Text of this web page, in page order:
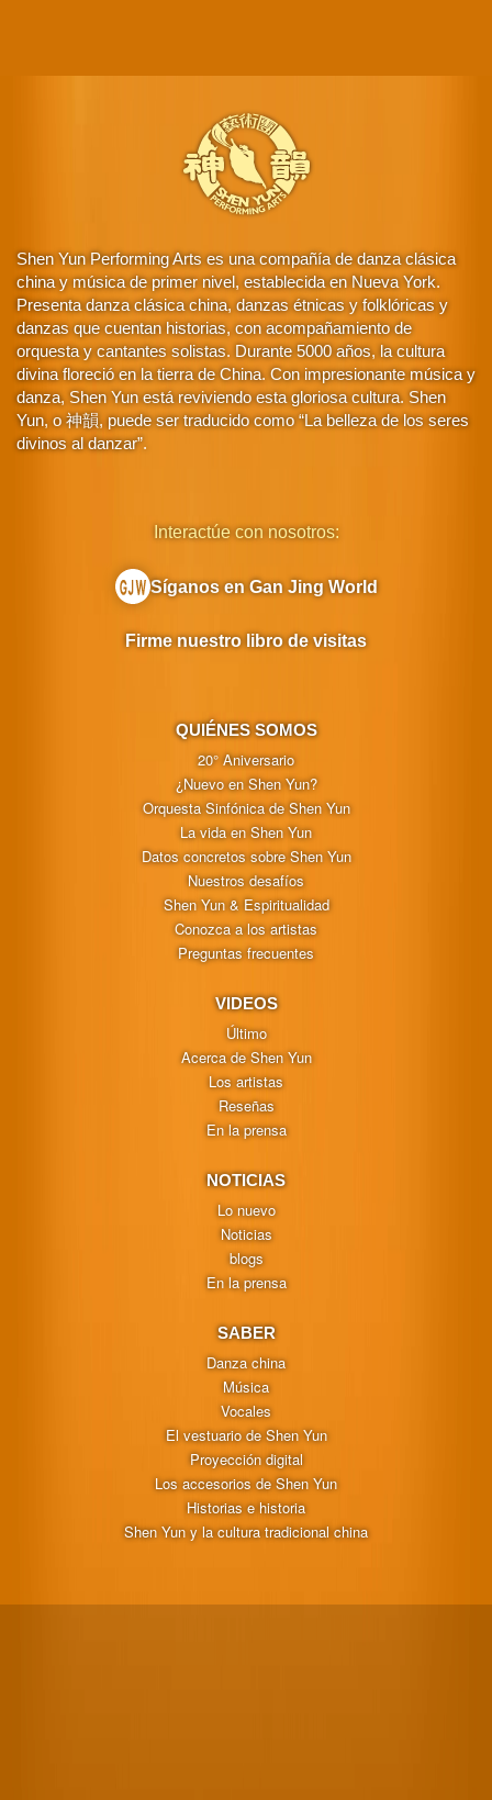
Shen Yun Performing Arts es una compañía de danza clásica
china y música de primer nivel, establecida en Nueva York.
Presenta danza clásica china, danzas étnicas y folklóricas y
danzas que cuentan historias, con acompañamiento de
orquesta y cantantes solistas. Durante 5000 años, la cultura
divina floreció en la tierra de China. Con impresionante música y
danza, Shen Yun está reviviendo esta gloriosa cultura. Shen
Yun, o 神韻, puede ser traducido como “La belleza de los seres
divinos al danzar”.
QUIÉNES SOMOS
20° Aniversario
¿Nuevo en Shen Yun?
Orquesta Sinfónica de Shen Yun
La vida en Shen Yun
Datos concretos sobre Shen Yun
Nuestros desafíos
Shen Yun & Espiritualidad
Conozca a los artistas
Preguntas frecuentes
VIDEOS
Último
Acerca de Shen Yun
Los artistas
Reseñas
En la prensa
NOTICIAS
Lo nuevo
Noticias
blogs
En la prensa
SABER
Danza china
Música
Vocales
El vestuario de Shen Yun
Proyección digital
Los accesorios de Shen Yun
Historias e historia
Shen Yun y la cultura tradicional china
Interactúe con nosotros:
Síganos en Gan Jing World
Firme nuestro libro de visitas